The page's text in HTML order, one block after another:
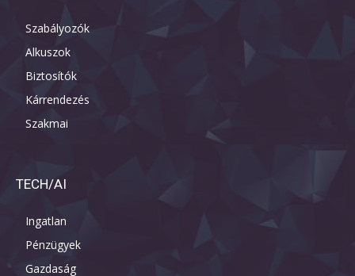
Szabályozók
Alkuszok
Biztosítók
Kárrendezés
Szakmai
TECH/AI
Ingatlan
Pénzügyek
Gazdaság